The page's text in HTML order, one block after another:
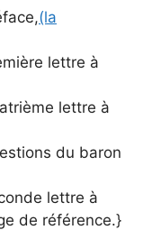
(la
lettre à
lettre à
du baron
lettre à
de référence.}